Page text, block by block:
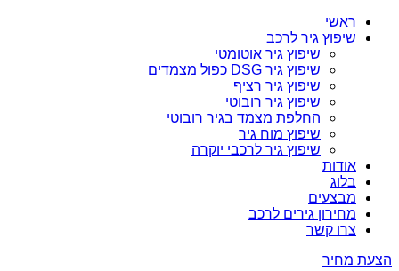
ראשי
שיפוץ גיר לרכב
שיפוץ גיר אוטומטי
שיפוץ גיר DSG כפול מצמדים
שיפוץ גיר רציף
שיפוץ גיר רובוטי
החלפת מצמד בגיר רובוטי
שיפוץ מוח גיר
שיפוץ גיר לרכבי יוקרה
אודות
בלוג
מבצעים
מחירון גירים לרכב
צרו קשר
הצעת מחיר